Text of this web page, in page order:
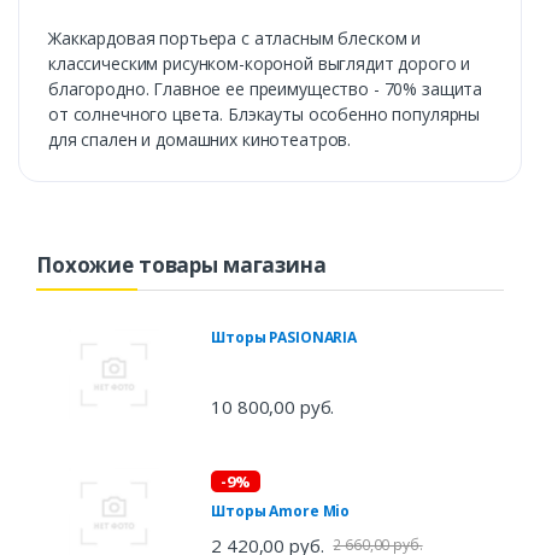
Жаккардовая портьера с атласным блеском и
классическим рисунком-короной выглядит дорого и
благородно. Главное ее преимущество - 70% защита
от солнечного цвета. Блэкауты особенно популярны
для спален и домашних кинотеатров.
Похожие товары магазина
Шторы PASIONARIA
10 800,00 руб.
-9%
Шторы Amore Mio
2 420,00 руб. 2 660,00 руб.